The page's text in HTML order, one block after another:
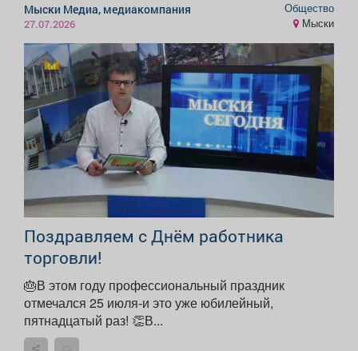
Мыски Медиа, медиакомпания
27.07.2026
Общество
Мыски
Поздравляем с Днём работника
торговли!
🎂В этом году профессиональный праздник
отмечался 25 июля-и это уже юбилейный,
пятнадцатый раз! 👏В...